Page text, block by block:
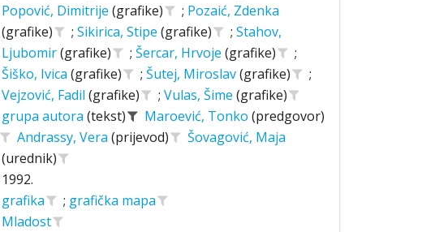
Popović, Dimitrije (grafike) ; Pozaić, Zdenka
(grafike)
; Sikirica, Stipe (grafike) ; Stahov,
Ljubomir(grafike) ; Šercar, Hrvoje (grafike)
;
Šiško, Ivica (grafike) ; Šutej, Miroslav(grafike)
;
Vejzović, Fadil (grafike) ; Vulas, Šime (grafike)
grupa autora (tekst) Maroević, Tonko (predgovor)
Andrassy, Vera (prijevod)
Šovagović, Maja
(urednik)
1992.
grafika ; grafička mapa
Mladost